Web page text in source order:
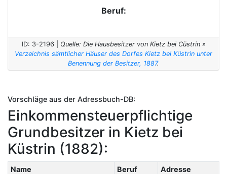
Beruf:
ID: 3-2196 | Quelle: Die Hausbesitzer von Kietz bei Cüstrin »
Verzeichnis sämtlicher Häuser des Dorfes Kietz bei Küstrin unter
Benennung der Besitzer, 1887.
Vorschläge aus der Adressbuch-DB:
Einkommensteuerpflichtige
Grundbesitzer in Kietz bei
Küstrin (1882):
Name Beruf
Adresse